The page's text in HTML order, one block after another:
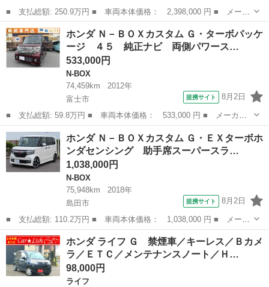
■ 支払総額: 250.9万円 ■ 車両本体価格： 2,398,000 円 ■ メーカ
ー名： ホンダ ■ 車種名： ヴェゼル ■ グレード名： ｅ：ＨＥ
ＶＸ Ｈ ＳＥＮＳＩＮＧ 最長５年保証 ワンオ－ナ－ 純正ナ
ビ ＴＶ ...
静岡 焼津市 その他
ホンダ Ｎ－ＢＯＸカスタム Ｇ・ターボパッケ
ージ ４５ 純正ナビ 両側パワース…
533,000円
N-BOX
74,459km
2012年
富士市
提携サイト 8月2日
■ 支払総額: 59.8万円 ■ 車両本体価格： 533,000 円 ■ メーカー
名： ホンダ ■ 車種名： Ｎ－ＢＯＸカスタム ■ グレード名：
Ｇ・ターボパッケージ ４５ 純正ナビ 両側パワースライドドア
プッシュスタ...
静岡 富士市 N-BOX
ホンダ Ｎ－ＢＯＸカスタム Ｇ・ＥＸターボホ
ンダセンシング 助手席スーパースラ…
1,038,000円
N-BOX
75,948km
2018年
島田市
提携サイト 8月2日
■ 支払総額: 110.2万円 ■ 車両本体価格： 1,038,000 円 ■ メーカ
ー名： ホンダ ■ 車種名： Ｎ－ＢＯＸカスタム ■ グレード
名： Ｇ・ＥＸターボホンダセンシング 助手席スーパースライドシ
ート 純正メ...
静岡 島田市 N-BOX
ホンダ ライフ Ｇ 禁煙車／キーレス／Ｂカメ
ラ／ＥＴＣ／メンテナンスノート／Ｈ…
98,000円
ライフ